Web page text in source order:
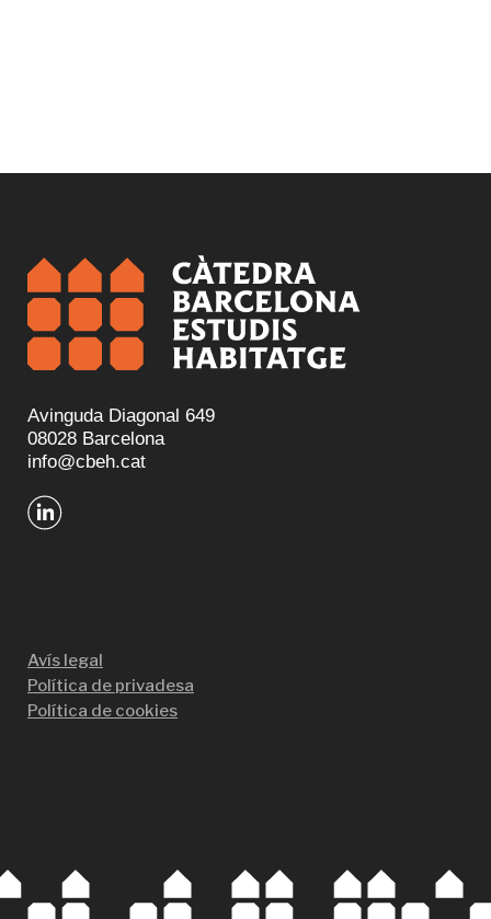
Avinguda Diagonal 649
08028 Barcelona
info@cbeh.cat
Avís legal
Política de privadesa
Política de cookies